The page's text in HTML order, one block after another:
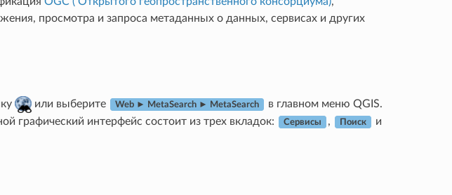
просмотра и запроса метаданных о данных, сервисах и других
или выберите Web ► MetaSearch ► MetaSearch
в главном меню QGIS.
графический интерфейс состоит из трех вкладок:
Сервисы , Поиск и